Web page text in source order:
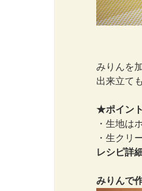
みりんを
出来立て
★ポイント
・生地は
・生クリ
レシピ詳
みりんで